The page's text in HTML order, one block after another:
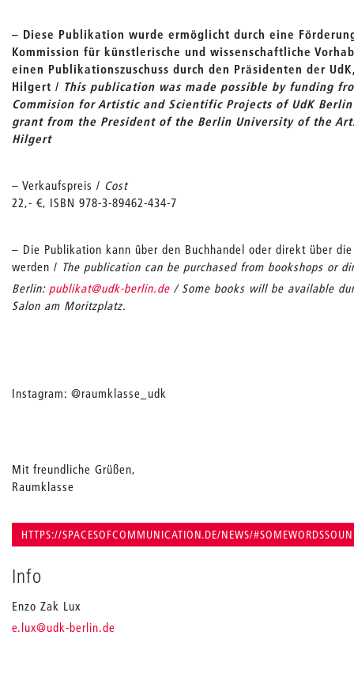
– Diese Publikation wurde ermöglicht durch eine
Kommission für künstlerische und wissenschaftliche
einen Publikationszuschuss durch den Präsidenten der
Hilgert / This publication was made possible by funding
Commision for Artistic and Scientific Projects of UdK
grant from the President of the Berlin University of the
Hilgert
– Verkaufspreis / Cost
22,- €, ISBN 978-3-89462-434-7
– Die Publikation kann über den Buchhandel oder direkt über
werden / The publication can be purchased from bookshops or
Berlin: publikat_
@udk-berlin.de / Some books will be available
Salon am Moritzplatz.
Instagram: @raumklasse_udk
Mit freundliche Grüßen,
Raumklasse
HTTPS://SPACESOFCOMMUNICATION.DE/NEWS/
Info
Enzo Zak Lux
e.lux_
@udk-berlin.de